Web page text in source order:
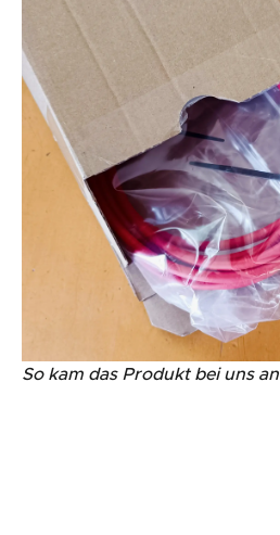
So kam das Produkt bei uns an